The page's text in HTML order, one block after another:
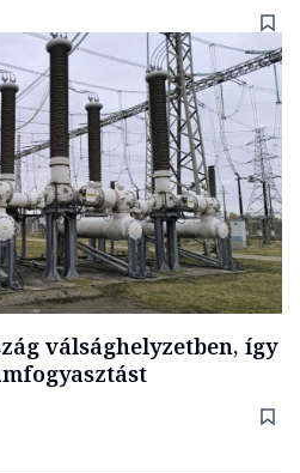
válsághelyzetben, így